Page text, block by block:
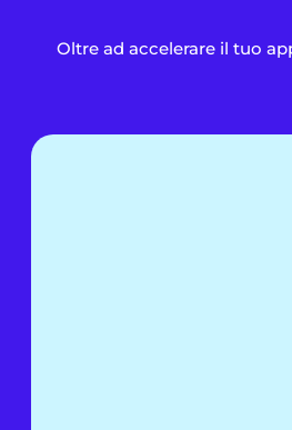
Oltre ad accelerare il tuo